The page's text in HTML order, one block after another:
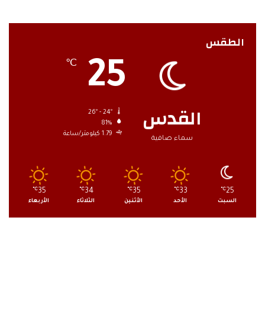
الطقس
القدس
سماء صافية
25
℃
81%
1.79 كيلومتر/ساعة
25
℃
السبت
33
℃
الأحد
35
℃
الأثنين
34
℃
الثلاثاء
35
℃
الأربعاء